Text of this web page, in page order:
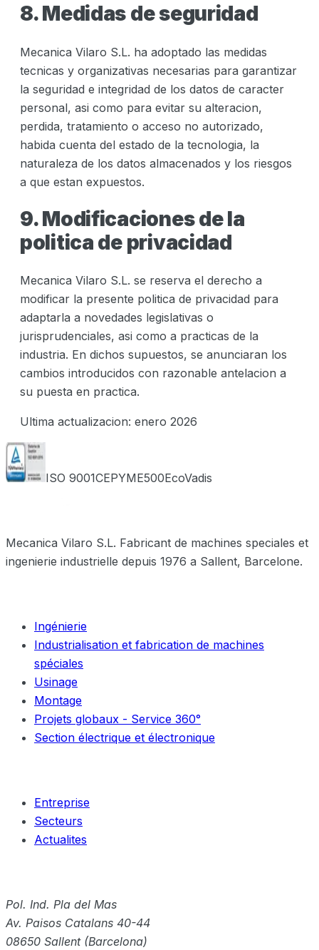
8. Medidas de seguridad
Mecanica Vilaro S.L. ha adoptado las medidas
tecnicas y organizativas necesarias para garantizar
la seguridad e integridad de los datos de caracter
personal, asi como para evitar su alteracion,
perdida, tratamiento o acceso no autorizado,
habida cuenta del estado de la tecnologia, la
naturaleza de los datos almacenados y los riesgos
a que estan expuestos.
9. Modificaciones de la
politica de privacidad
Mecanica Vilaro S.L. se reserva el derecho a
modificar la presente politica de privacidad para
adaptarla a novedades legislativas o
jurisprudenciales, asi como a practicas de la
industria. En dichos supuestos, se anunciaran los
cambios introducidos con razonable antelacion a
su puesta en practica.
Ultima actualizacion: enero 2026
ISO 9001CEPYME500EcoVadis
Mecanica Vilaro S.L. Fabricant de machines speciales et
ingenierie industrielle depuis 1976 a Sallent, Barcelone.
Ingénierie
Industrialisation et fabrication de machines
spéciales
Usinage
Montage
Projets globaux - Service 360°
Section électrique et électronique
Entreprise
Secteurs
Actualites
Pol. Ind. Pla del Mas
Av. Paisos Catalans 40-44
08650 Sallent(Barcelona)